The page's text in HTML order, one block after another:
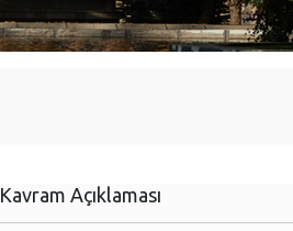
Kavram Açıklaması